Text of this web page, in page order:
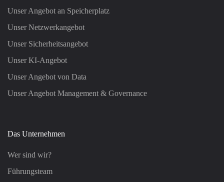
Unser Angebot an Speicherplatz
Unser Netzwerkangebot
Unser Sicherheitsangebot
Unser KI-Angebot
Unser Angebot von Data
Unser Angebot Management & Governance
Das Unternehmen
Wer sind wir?
Führungsteam